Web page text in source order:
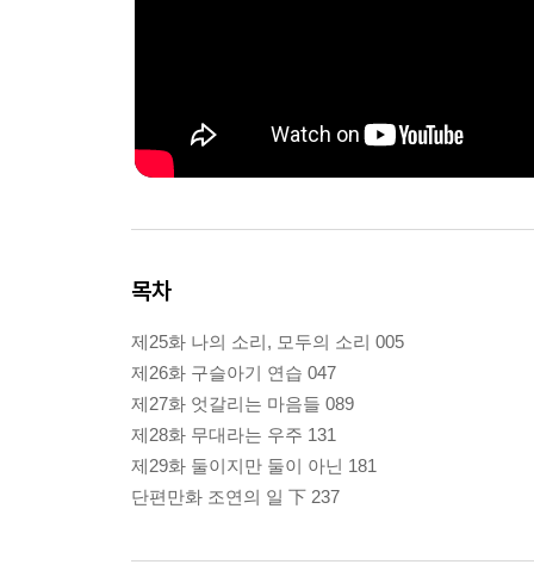
목차
제25화 나의 소리, 모두의 소리 005
제26화 구슬아기 연습 047
제27화 엇갈리는 마음들 089
제28화 무대라는 우주 131
제29화 둘이지만 둘이 아닌 181
단편만화 조연의 일 下 237